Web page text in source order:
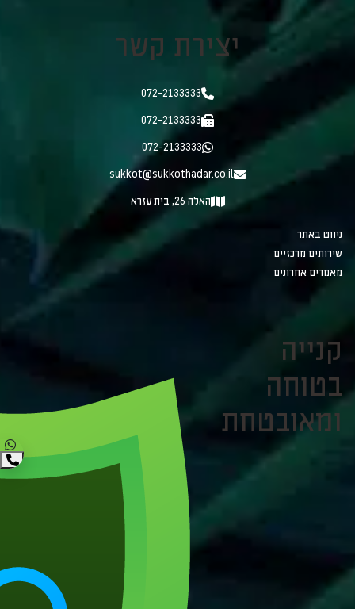
יצירת קשר
072-2133333
072-2133333
072-2133333
sukkot@sukkothadar.co.il
האלה 26, בית עזרא
ניווט באתר
שירותים מרכזיים
מאמרים אחרונים
קנייה
בטוחה
ומאובטחת